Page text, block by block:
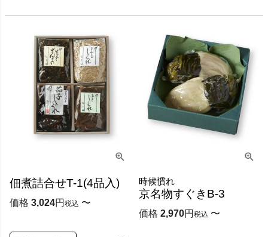
佃煮詰合せT-1(4品入)
価格 3,024 税込 〜
時候慣れ
京名物すぐきB-3
価格 2,970 税込 〜